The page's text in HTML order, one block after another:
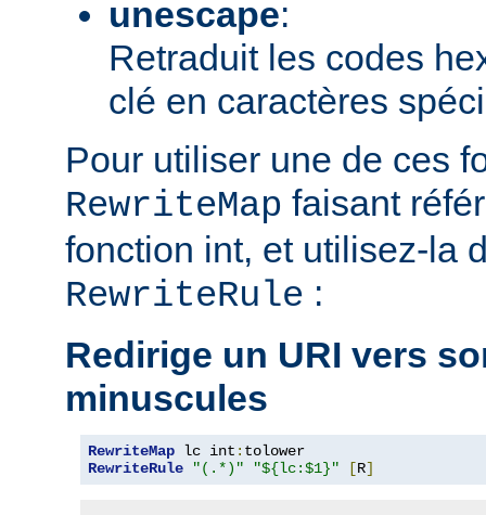
unescape:
Retraduit les codes
clé en caractères
Pour utiliser une de ces
RewriteMap faisant
fonction int, et utilisez-la
RewriteRule :
Redirige un URI vers
minuscules
RewriteMap lc int :
RewriteRule
"(.*)" "${lc:$1}" [R]